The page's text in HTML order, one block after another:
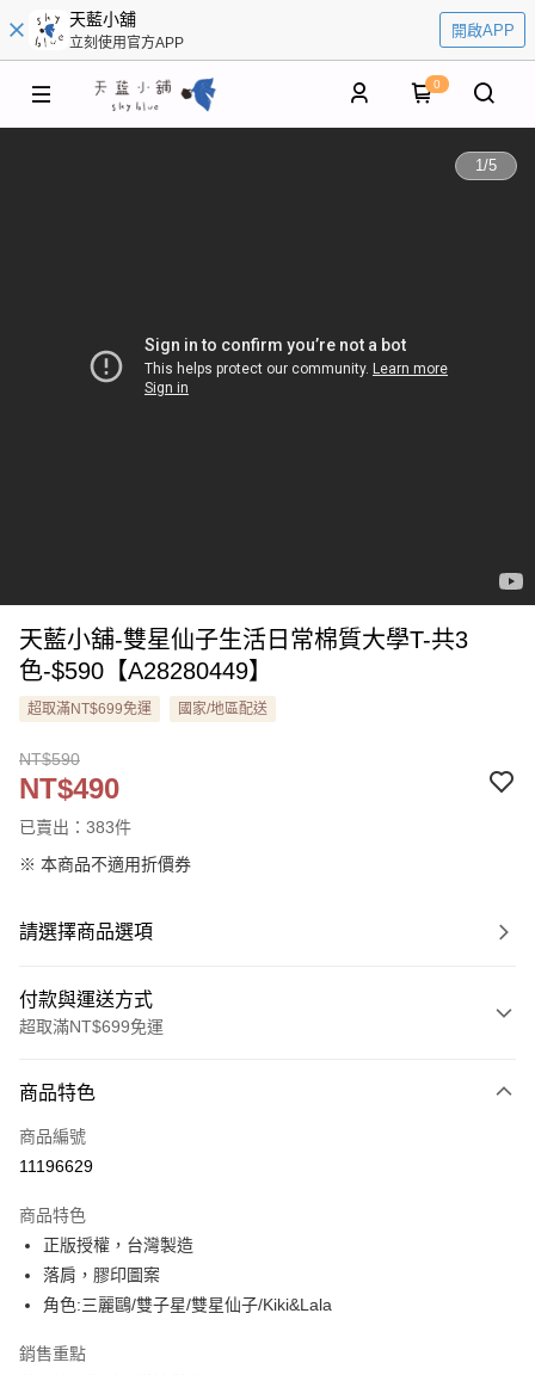
天藍小舖
立刻使用官方APP
開啟APP
0
1/5
天藍小舖-雙星仙子生活日常棉質大學T-共3
色-$590【A28280449】
超取滿NT$699免運 國家/地區配送
NT$590
NT$490
已賣出：383件
※ 本商品不適用折價券
請選擇商品選項
付款與運送方式
超取滿NT$699免運
信用卡一次付款
超商取貨付款
Apple Pay
街口支付
商品特色
商品編號
11196629
商品特色
正版授權，台灣製造
落肩，膠印圖案
角色:三麗鷗/雙子星/雙星仙子/Kiki&Lala
銷售重點